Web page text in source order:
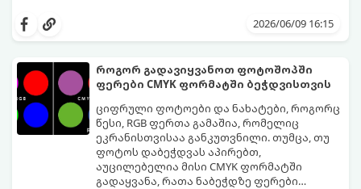
ბიუჯეტური სისტემის აწყობისას მთავარია
თამაშში კადრების რაოდენობას (FPS)
პირდაპირ ზრდის.
შეარჩიოთ სწორი კომპონენტები და
2026/06/09 16:15
როგორ გადავიყვანოთ ფოტოშოპში
ფერები CMYK ფორმატში ბეჭდვისთვის
ციფრული ფოტოები და ნახატები, როგორც
წესი, RGB ფერთა გამაშია, რომელიც
ეკრანისთვისაა განკუთვნილი. თუმცა, თუ
ფოტოს დაბეჭდვას აპირებთ,
აუცილებელია მისი CMYK ფორმატში
გადაყვანა, რათა ნაბეჭდზე ფერები